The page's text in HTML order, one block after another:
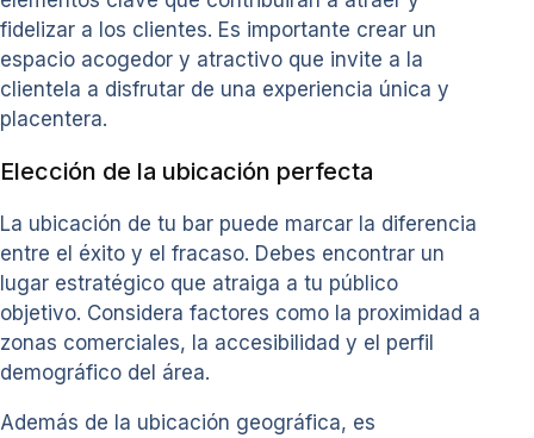
fidelizar a los clientes. Es importante crear un
espacio acogedor y atractivo que invite a la
clientela a disfrutar de una experiencia única y
placentera.
Elección de la ubicación perfecta
La ubicación de tu bar puede marcar la diferencia
entre el éxito y el fracaso. Debes encontrar un
lugar estratégico que atraiga a tu público
objetivo. Considera factores como la proximidad a
zonas comerciales, la accesibilidad y el perfil
demográfico del área.
Además de la ubicación geográfica, es